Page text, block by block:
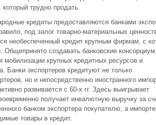
трудно продать.
кредиты предоставляются банками
под залог товарно-материальных
необеспеченный кредит крупным фирмам, с
Общепринято создавать банковские
мобилизации крупных кредитных ресурсов и
Банки экспортеров кредитуют не только
но и непосредственно иностранного
развивается с 60-х гг. Здесь выигрывает
получает инвалютную выручку за
банком экспортера покупателю, а
товары в кредит.